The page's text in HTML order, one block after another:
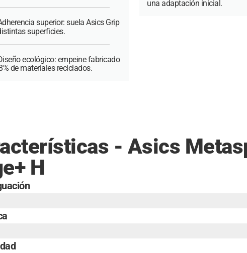
superior: suela Asics Grip
superficies.
ecológico: empeine fabricado
de materiales reciclados.
una adaptación inicial.
- Asics
H